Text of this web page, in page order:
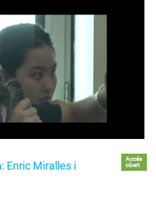
Enric Miralles i
Accés
obert